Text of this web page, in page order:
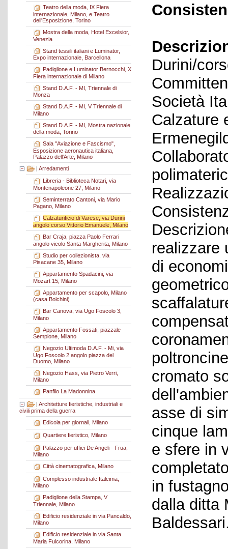
Teatro della moda, IX Fiera
internazionale, Milano, e Teatro
dell'Esposizione, Torino
Mostra della moda, Hotel Excelsior,
Venezia
Stand tessili italiani e Luminator,
Expo internazionale, Barcellona
Padiglione e Luminator Bernocchi, X
Fiera internazionale di Milano
Stand D.A.F. - MI, Triennale di
Monza
Stand D.A.F. - MI, V Triennale di
Milano
Stand D.A.F. - MI, Mostra nazionale
della moda, Torino
Sala "Aviazione e Fascismo",
Esposizione aeronautica italiana,
Palazzo dell'Arte, Milano
| Arredamenti
Libreria - Biblioteca Notari, via
Montenapoleone 27, Milano
Seminterrato Cantoni, via Mario
Pagano, Milano
Calzaturificio di Varese, via Durini
angolo corso Vittorio Emanuele, Milano
Bar Craja, piazza Paolo Ferrari
angolo vicolo Santa Margherita, Milano
Studio per collezionista, via
Pisacane 35, Milano
Appartamento Spadacini, via
Mozart 15, Milano
Appartamento per scapolo, Milano
(casa Bolchini)
Bar Canova, via Ugo Foscolo 3,
Milano
Appartamento Fossati, piazzale
Sempione, Milano
Negozio Ultimoda D.A.F. - Mi, via
Ugo Foscolo 2 angolo piazza del
Duomo, Milano
Negozio Hass, via Pietro Verri,
Milano
Panfilo La Madonnina
| Architetture fieristiche, industriali e
civili prima della guerra
Edicola per giornali, Milano
Quartiere fieristico, Milano
Palazzo per uffici De Angeli - Frua,
Milano
Città cinematografica, Milano
Complesso industriale Italcima,
Milano
Padiglione della Stampa, V
Triennale, Milano
Edificio residenziale in via Pancaldo,
Milano
Edificio residenziale in via Santa
Maria Fulcorina, Milano
Durini/
Società
Calzature
realizzare
di
cromato
asse di
cinque
e sfere in
in
dalla ditta